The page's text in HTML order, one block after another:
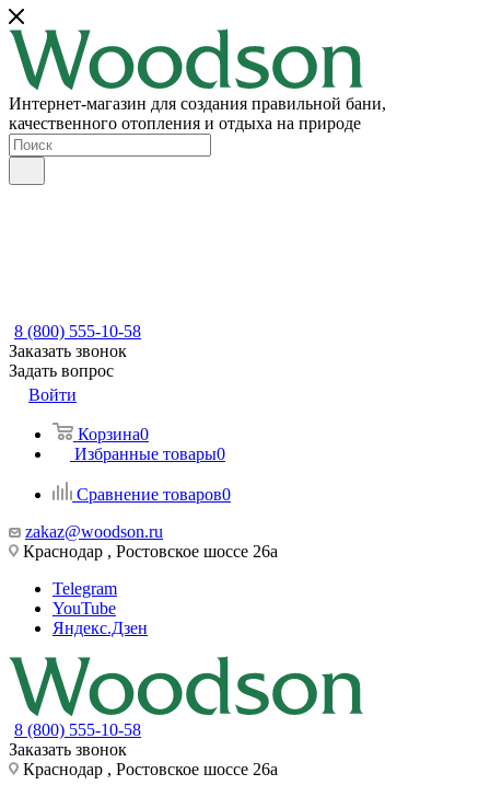
Интернет-магазин для создания правильной бани,
качественного отопления и отдыха на природе
8 (800) 555-10-58
Заказать звонок
Задать вопрос
Войти
Корзина0
Избранные товары0
Сравнение товаров0
zakaz@woodson.ru
Краснодар , Ростовское шоссе 26а
Telegram
YouTube
Яндекс.Дзен
8 (800) 555-10-58
Заказать звонок
Краснодар , Ростовское шоссе 26а